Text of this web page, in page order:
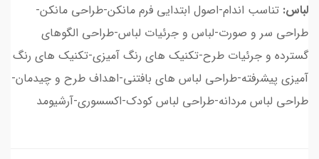
لباس: تناسب اندام-اصول ابتدایی فرم مانکن-طراحی مانکن-
طراحی سر و صورت-لباس و جرئیات لباس-طراحی الگوهای
گسترده و جرئیات طرح-تکنیک های رنگ آمیزی-تکنیک های رنگ
آمیزی پیشرفته-طراحی لباس های بافتنی-اهداف طرح و چیدمان-
طراحی لباس مردانه-طراحی لباس کودک-اکسسوری-آرشیومد